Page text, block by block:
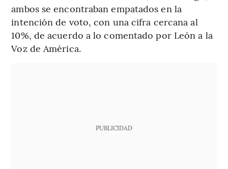
ambos se encontraban empatados en la
intención de voto, con una cifra cercana al
10%, de acuerdo a lo comentado por León a la
Voz de América.
PUBLICIDAD